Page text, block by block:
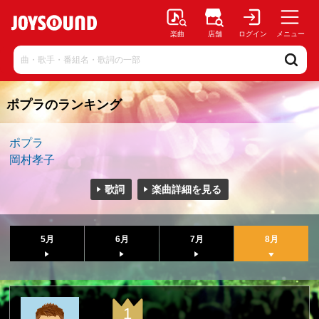
楽曲 店舗 ログイン メニュー
ポプラのランキング
ポプラ
岡村孝子
歌詞 楽曲詳細を見る
5月 6月 7月 8月
1